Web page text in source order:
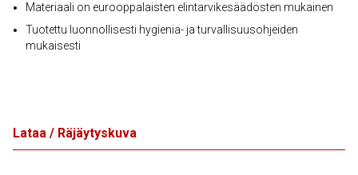
Materiaali on eurooppalaisten elintarvikesäädösten mukainen
Tuotettu luonnollisesti hygienia- ja turvallisuusohjeiden
mukaisesti
Lataa / Räjäytyskuva